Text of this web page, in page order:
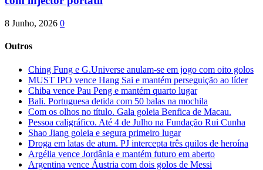
8 Junho, 2026 0
Outros
Ching Fung e G.Universe anulam-se em jogo com oito golos
MUST IPO vence Hang Sai e mantém perseguição ao líder
Chiba vence Pau Peng e mantém quarto lugar
Bali. Portuguesa detida com 50 balas na mochila
Com os olhos no título. Gala goleia Benfica de Macau.
Pessoa caligráfico. Até 4 de Julho na Fundação Rui Cunha
Shao Jiang goleia e segura primeiro lugar
Droga em latas de atum. PJ intercepta três quilos de heroína
Argélia vence Jordânia e mantém futuro em aberto
Argentina vence Áustria com dois golos de Messi